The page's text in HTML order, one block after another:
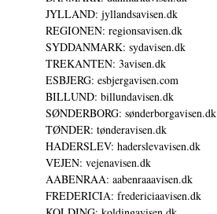
JYLLAND: jyllandsavisen.dk
REGIONEN: regionsavisen.dk
SYDDANMARK: sydavisen.dk
TREKANTEN: 3avisen.dk
ESBJERG: esbjergavisen.com
BILLUND: billundavisen.dk
SØNDERBORG: sønderborgavisen.dk
TØNDER: tønderavisen.dk
HADERSLEV: haderslevavisen.dk
VEJEN: vejenavisen.dk
AABENRAA: aabenraaavisen.dk
FREDERICIA: fredericiaavisen.dk